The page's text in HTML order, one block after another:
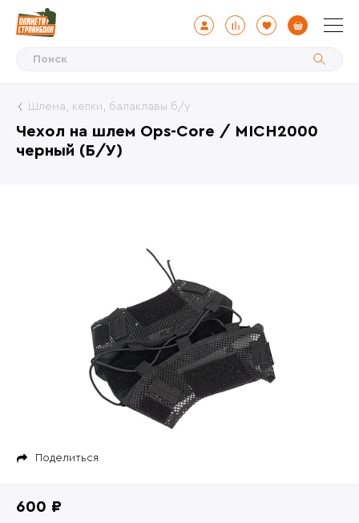
Чехол на шлем Ops-Core / MICH2000
черный (Б/У)
Шлема, кепки, балаклавы б/у
Поделиться
600 ₽